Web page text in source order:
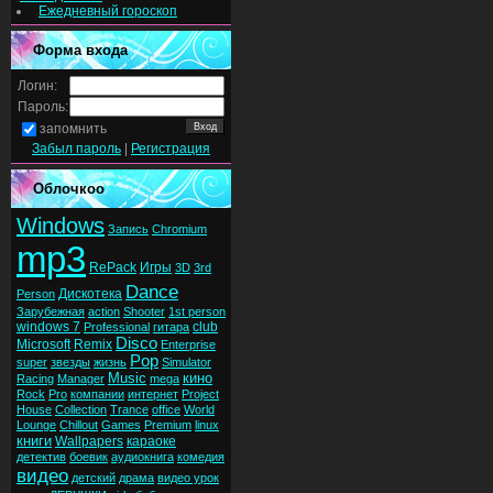
Ежедневный гороскоп
Форма входа
Логин:
Пароль:
запомнить
Забыл пароль
Регистрация
Облочкоо
Windows Запись Chromium
mp3 RePack Игры 3D 3rd
Person Дискотека Dance
Зарубежная action Shooter 1st person
windows 7 Professional гитара club
Microsoft Remix Disco Enterprise
super звезды жизнь Pop Simulator
Racing Manager Music mega кино
Rock Pro компании интернет Project
House Collection Trance office World
Lounge Chillout Games Premium linux
книги Wallpapers караоке
детектив боевик аудиокнига комедия
видео детский драма видео урок